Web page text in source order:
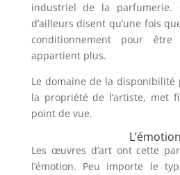
industriel de la parfumerie.
d’ailleurs disent qu’une fois
conditionnement pour
appartient plus.
Le domaine de la
la propriété de l’artiste, met
point de vue.
L’émotion
Les œuvres d’art ont cette
l’émotion. Peu importe le